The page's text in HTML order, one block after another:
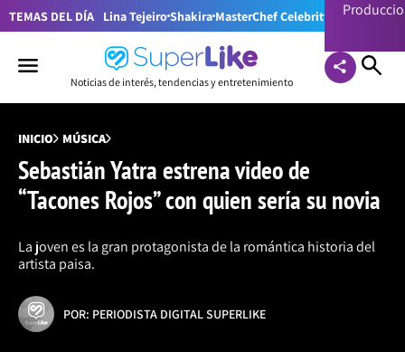
TEMAS DEL DÍA Lina TejeiroShakira MasterChef Celebrity Colombia
Noticias de interés, tendencias y entretenimiento
INICIO MÚSICA
Sebastián Yatra estrena video de
“Tacones Rojos” con quien sería su novia
La joven es la gran protagonista de la romántica historia del
artista paisa.
POR: PERIODISTA DIGITAL SUPERLIKE